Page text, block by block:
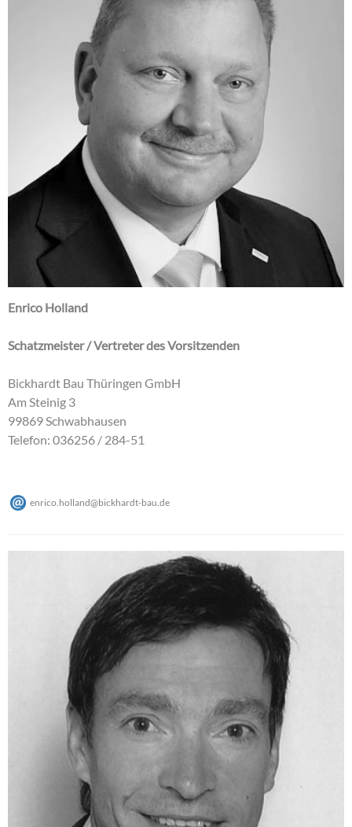
Enrico Holland
Schatzmeister / Vertreter des Vorsitzenden
Bickhardt Bau Thüringen GmbH
Am Steinig 3
99869 Schwabhausen
Telefon: 036256 / 284-51
enrico.holland@bickhardt-bau de